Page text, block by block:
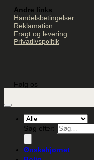
Andre links
Handelsbetingelser
Reklamation
Fragt og levering
Privatlivspolitik
Følg os
Søg efter:
Ønskehjørnet